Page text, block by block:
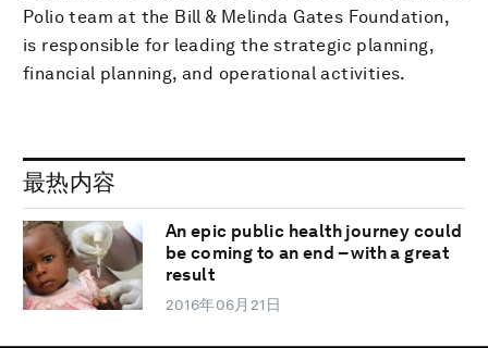
Polio team at the Bill & Melinda Gates Foundation,
is responsible for leading the strategic planning,
financial planning, and operational activities.
最热内容
An epic public health journey could
be coming to an end – with a great
result
2016年06月21日